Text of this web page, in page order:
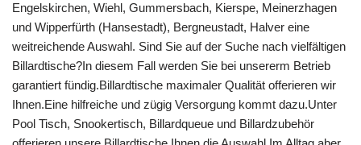
Engelskirchen, Wiehl, Gummersbach, Kierspe, Meinerzhagen
und Wipperfürth (Hansestadt), Bergneustadt, Halver eine
weitreichende Auswahl. Sind Sie auf der Suche nach vielfältigen
Billardtische?In diesem Fall werden Sie bei unsererm Betrieb
garantiert fündig.Billardtische maximaler Qualität offerieren wir
Ihnen.Eine hilfreiche und zügig Versorgung kommt dazu.Unter
Pool Tisch, Snookertisch, Billardqueue und Billardzubehör